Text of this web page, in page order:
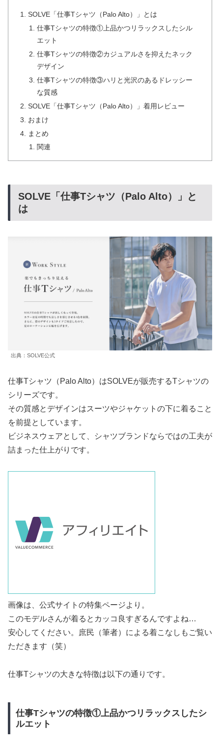
SOLVE「仕事Tシャツ（Palo Alto）」とは
仕事Tシャツの特徴①上品かつリラックスしたシル
エット
仕事Tシャツの特徴②カジュアルさを抑えたネック
デザイン
仕事Tシャツの特徴③ハリと光沢のあるドレッシー
な質感
SOLVE「仕事Tシャツ（Palo Alto）」着用レビュー
おまけ
まとめ
関連
SOLVE「仕事Tシャツ（Palo Alto）」と
は
出典：SOLVE公式
仕事Tシャツ（Palo Alto）はSOLVEが販売するTシャツの
シリーズです。
その質感とデザインはスーツやジャケットの下に着ること
を前提としています。
ビジネスウェアとして、シャツブランドならではの工夫が
詰まった仕上がりです。
画像は、公式サイトの特集ページより。
このモデルさんが着るとカッコ良すぎるんですよね…
安心してください。庶民（筆者）による着こなしもご覧い
ただきます（笑）
仕事Tシャツの大きな特徴は以下の通りです。
仕事Tシャツの特徴①上品かつリラックスしたシ
ルエット